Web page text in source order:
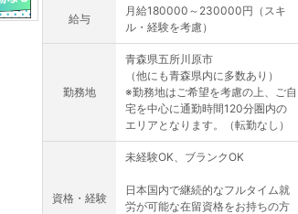
給与
月給180000～230000円（スキ
ル・経験を考慮）
勤務地
青森県五所川原市
（他にも青森県内に多数あり）
※勤務地はご希望を考慮の上、ご自
宅を中心に通勤時間120分圏内の
エリアとなります。（転勤なし）
資格・経験
未経験OK、ブランクOK
日本国内で継続的なフルタイム就
労が可能な在留資格をお持ちの方